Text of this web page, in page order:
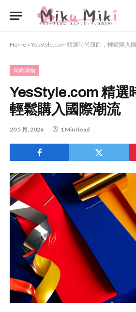
Home » YesStyle.com 精選時尚服飾，輕鬆購入
時尚購物
YesStyle.com 精選
輕鬆購入國際潮流
20 5 月, 2026 1 Min Read